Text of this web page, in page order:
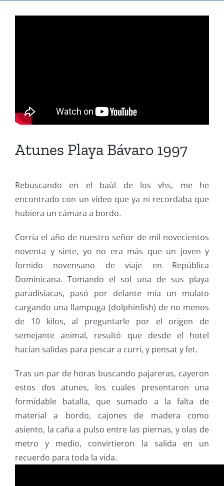
Atunes Playa Bávaro 1997
Rebuscando en el baúl de los vhs, me he
encontrado con un vídeo que ya ni recordaba que
hubiera un cámara a bordo.
Corría el año de nuestro señor de mil novecientos
noventa y siete, yo no era más que un joven y
fornido novensano de viaje en República
Dominicana. Tomando el sol una de sus playa
paradisíacas, pasó por delante mía un mulato
cargando una llampuga (dolphinfish) de no menos
de 10 kilos, al preguntarle por el origen de
semejante animal, resultó que desde el hotel
hacían salidas para pescar a curri, y pensat y fet.
Tras un par de horas buscando pajareras, cayeron
estos dos atunes, los cuales presentaron una
formidable batalla, que sumado a la falta de
material a bordo, cajones de madera como
asiento, la caña a pulso entre las piernas, y olas de
metro y medio, convirtieron la salida en un
recuerdo para toda la vida.